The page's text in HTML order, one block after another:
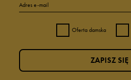
Adres e-mail
Oferta damska
ZAPISZ SIĘ